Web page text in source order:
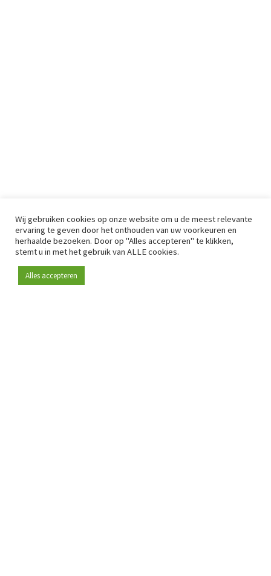
Wij gebruiken cookies op onze website om u de meest relevante
ervaring te geven door het onthouden van uw voorkeuren en
herhaalde bezoeken. Door op "Alles accepteren" te klikken,
stemt u in met het gebruik van ALLE cookies.
Alles accepteren